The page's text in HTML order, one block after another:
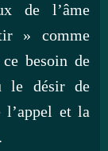
de l’âme
» comme
besoin de
le désir de
l’appel et la